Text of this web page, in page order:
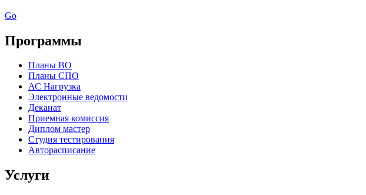
Go
Программы
Планы ВО
Планы СПО
АС Нагрузка
Электронные ведомости
Деканат
Приемная комиссия
Диплом мастер
Студия тестирования
Авторасписание
Услуги